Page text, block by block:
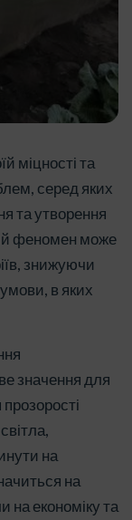
міцності та
серед яких
та утворення
феномен може
знижуючи
в яких
значення для
на
на
на економіку та